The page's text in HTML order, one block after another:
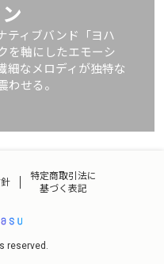
ティブバンド「ヨハ
を軸にしたエモーシ
細なメロディが独特な
せる。
特定商取引法に
基づく表記
reserved.